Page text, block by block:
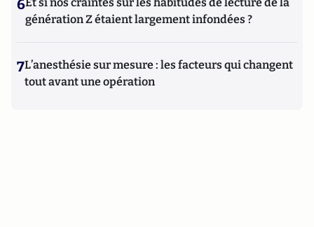
6
génération Z étaient largement infondées ?
7L’anesthésie sur mesure : les facteurs qui changent
tout avant une opération